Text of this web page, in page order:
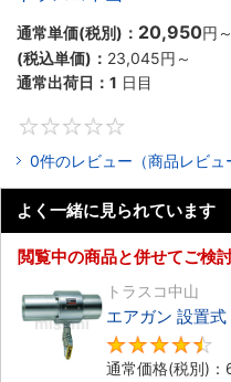
通常単価(税別)： 20,950円 ～
(税込単価)： 23,045円 ～
通常出荷日： 1 日目
0件のレビュー（商品レビュ
よく一緒に見られています
閲覧中の商品と併せてご検
トラスコ中山
エアガン 設置式
通常価格(税別)：